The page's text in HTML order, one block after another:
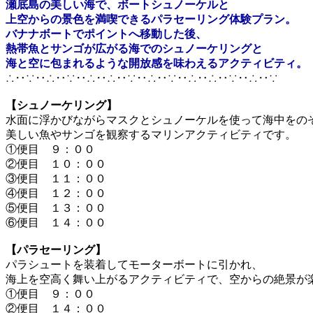
瀬底島の美しい海で、ボートシュノーケルと
上空からの景色を満喫できるパラセーリング体験プラン。
バナナボートでポイントへ移動した後、
熱帯魚とサンゴが広がる海でのシュノーケリングと
海と空に包まれるような開放感を味わえるアクティビティ。
∴‥∵‥∴‥∵‥∴‥∴‥∵‥∴‥∵‥∴‥∴‥∵‥∴‥∵
【シュノーケリング】
水面に浮かびながらマスクとシュノーケルを使って海中をの
美しい魚やサンゴを観察するマリンアクティビティです。
①便目 ９：００
②便目 １０：００
③便目 １１：００
④便目 １２：００
⑤便目 １３：００
⑥便目 １４：００
【パラセーリング】
パラシュートを装着してモーターボートに引かれ、
海上を空高く舞い上がるアクティビティで、空からの絶景が
①便目 ９：００
②便目 １４：００